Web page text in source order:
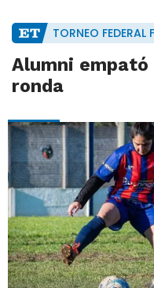
TORNEO FEDERAL
Alumni
ronda